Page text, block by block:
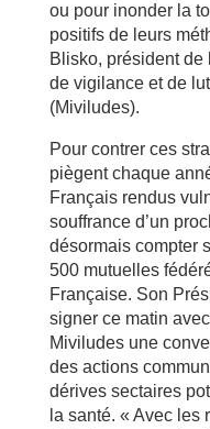
ou pour inonder la
positifs de leurs
Blisko, président
de vigilance et de
(Miviludes).
Pour contrer ces
piègent chaque
Français rendus
souffrance d’un
désormais compter
500 mutuelles
Française. Son
signer ce matin
Miviludes une
des actions
dérives sectaires
la santé. « Avec les